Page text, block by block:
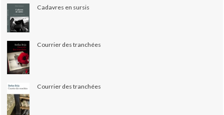
Cadavres en sursis
Courrier des tranchées
Courrier des tranchées